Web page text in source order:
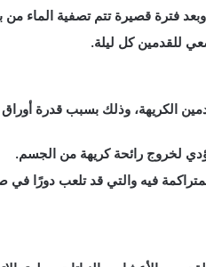
فترة قصيرة تتم تصفية الماء من
للقدمين كل ليلة.
الكريهة، وذلك بسبب قدرة أوراق
لخروج رائحة كريهة من الجسم.
فيه والتي قد تلعب دورًا في